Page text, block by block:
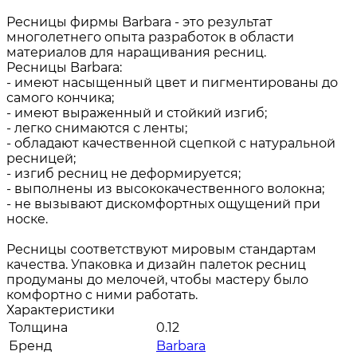
Ресницы фирмы Barbara - это результат
многолетнего опыта разработок в области
материалов для наращивания ресниц.
Ресницы Barbara:
- имеют насыщенный цвет и пигментированы до
самого кончика;
- имеют выраженный и стойкий изгиб;
- легко снимаются с ленты;
- обладают качественной сцепкой с натуральной
ресницей;
- изгиб ресниц не деформируется;
- выполнены из высококачественного волокна;
- не вызывают дискомфортных ощущений при
носке.
Ресницы соответствуют мировым стандартам
качества. Упаковка и дизайн палеток ресниц
продуманы до мелочей, чтобы мастеру было
комфортно с ними работать.
Характеристики
Толщина
0.12
Бренд
Barbara